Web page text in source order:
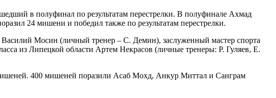
в полуфинал по результатам перестрелки. В полуфинале Ахмад
24 мишени и победил также по результатам перестрелки.
Василий Мосин (личный тренер – С. Демин), заслуженный мастер спорта
из Липецкой области Артем Некрасов (личные тренеры: Р. Гуляев, Е.
400 мишеней поразили Асаб Мохд, Анкур Миттал и Санграм